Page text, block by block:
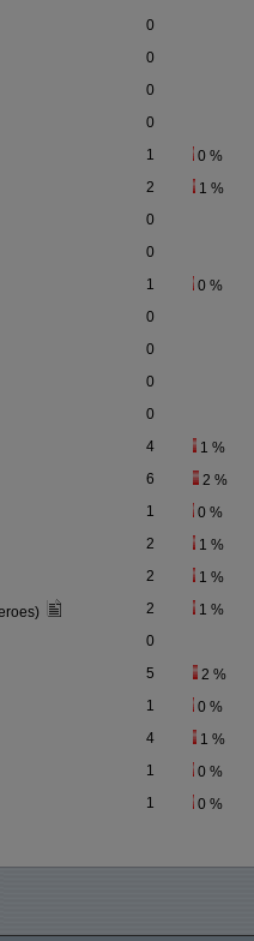
0
0
0
0
1 0 %
2 1 %
0
0
1 0 %
0
0
0
0
4 1 %
6 2 %
1 0 %
2 1 %
2 1 %
2 1 %
0
5 2 %
1 0 %
4 1 %
1 0 %
1 0 %